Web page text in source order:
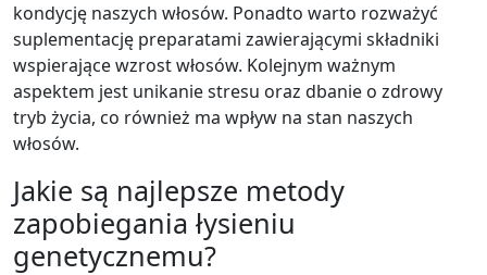
kondycję naszych włosów. Ponadto warto rozważyć
suplementację preparatami zawierającymi składniki
wspierające wzrost włosów. Kolejnym ważnym
aspektem jest unikanie stresu oraz dbanie o zdrowy
tryb życia, co również ma wpływ na stan naszych
włosów.
Jakie są najlepsze metody
zapobiegania łysieniu
genetycznemu?